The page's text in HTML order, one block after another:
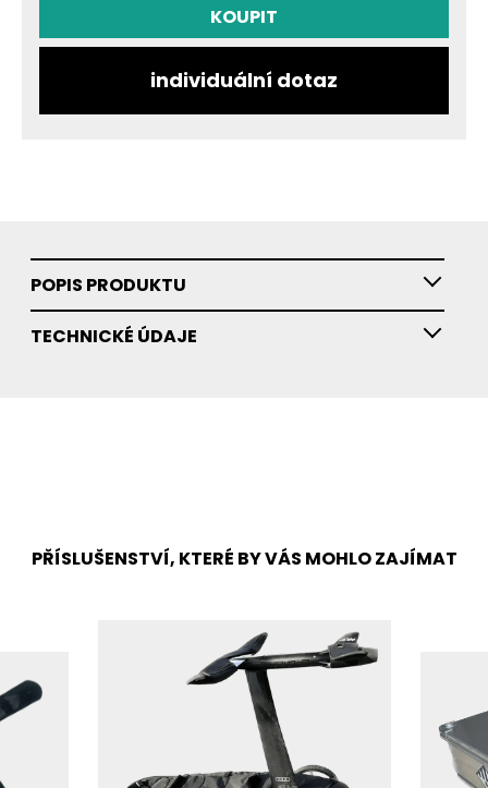
–
vyšší
KOUPIT
individuální dotaz
POPIS PRODUKTU
TECHNICKÉ ÚDAJE
PŘÍSLUŠENSTVÍ, KTERÉ BY VÁS MOHLO ZAJÍMAT